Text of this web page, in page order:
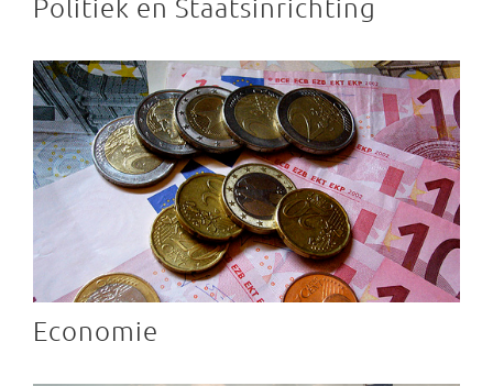
Politiek en Staatsinrichting
Economie